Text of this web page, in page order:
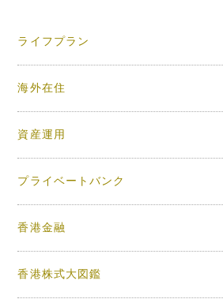
ライフプラン
海外在住
資産運用
プライベートバンク
香港金融
香港株式大図鑑